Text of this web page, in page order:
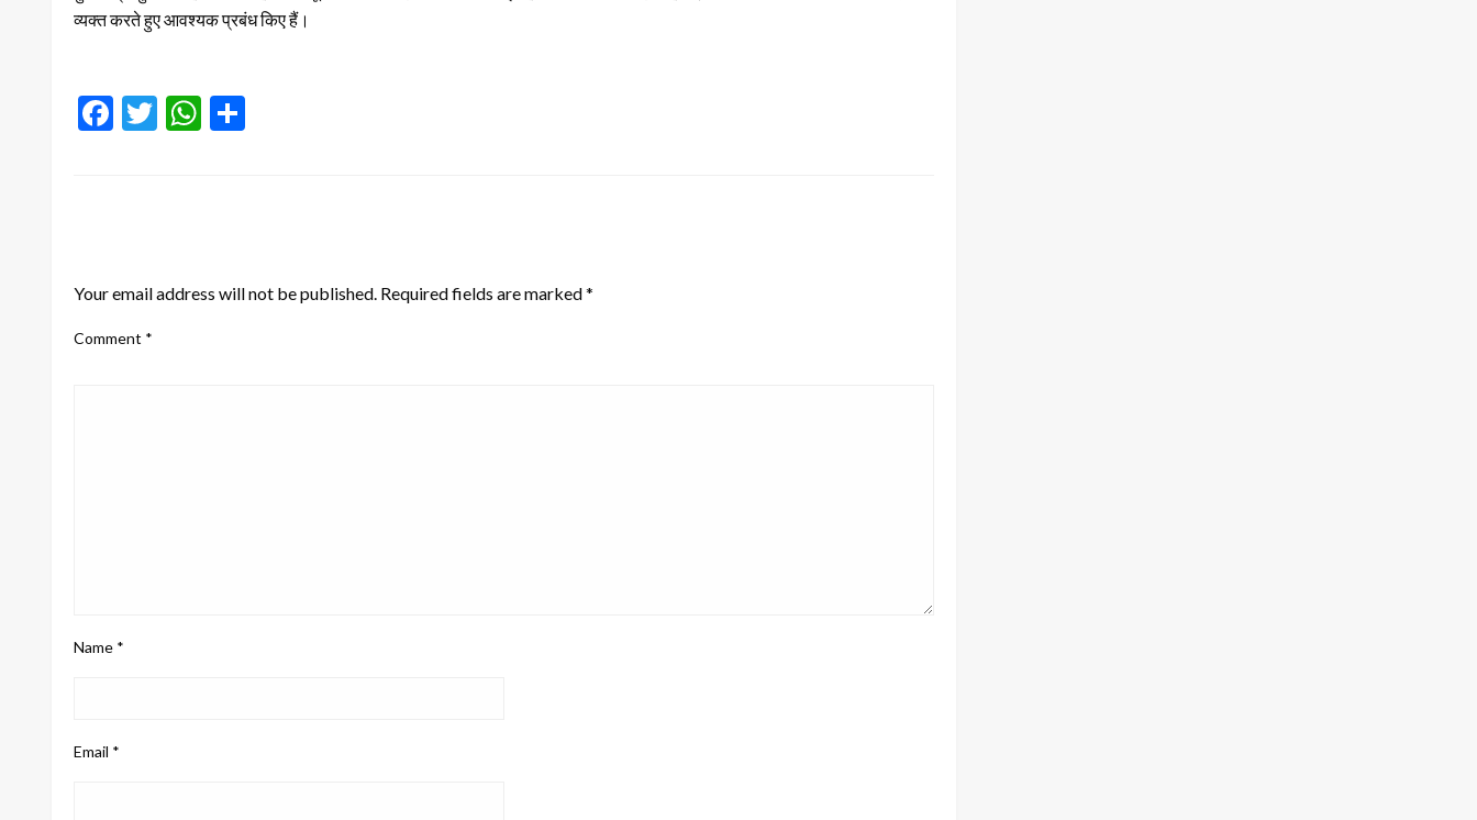
व्यक्त करते हुए आवश्यक प्रबंध किए हैं।
Facebook
TwitterWhatsApp
Your email address will not be published. Required fields are marked*
Comment *
Name *
Email *